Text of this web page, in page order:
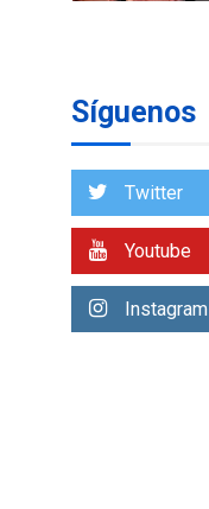
1
Síguenos
Twitter
Youtube
Instagram